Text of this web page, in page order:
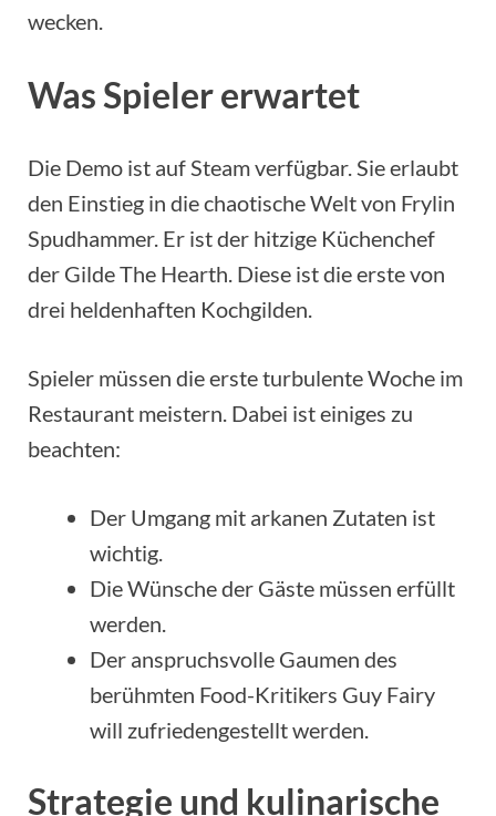
wecken.
Was Spieler erwartet
Die Demo ist auf Steam verfügbar. Sie erlaubt
den Einstieg in die chaotische Welt von Frylin
Spudhammer. Er ist der hitzige Küchenchef
der Gilde The Hearth. Diese ist die erste von
drei heldenhaften Kochgilden.
Spieler müssen die erste turbulente Woche im
Restaurant meistern. Dabei ist einiges zu
beachten:
Der Umgang mit arkanen Zutaten ist
wichtig.
Die Wünsche der Gäste müssen erfüllt
werden.
Der anspruchsvolle Gaumen des
berühmten Food-Kritikers Guy Fairy
will zufriedengestellt werden.
Strategie und kulinarische